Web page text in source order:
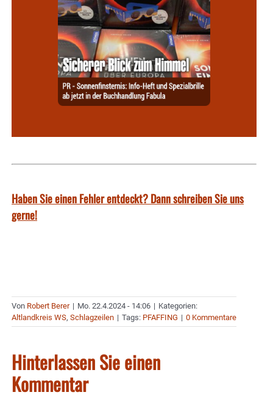
Haben Sie einen Fehler entdeckt? Dann schreiben Sie uns
gerne!
Von Robert Berer | Mo. 22.4.2024 - 14:06 | Kategorien:
Altlandkreis WS, Schlagzeilen | Tags: PFAFFING | 0 Kommentare
Hinterlassen Sie einen
Kommentar